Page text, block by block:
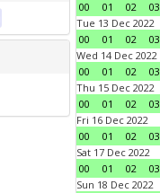
00
01 02 03
Tue 13 Dec 2022
00
01 02 03
Wed 14 Dec 2022
00
01 02 03
Thu 15 Dec 2022
00
01 02 03
Fri 16 Dec 2022
00
01 02 03
Sat 17 Dec 2022
00
01 02 03
Sun 18 Dec 2022